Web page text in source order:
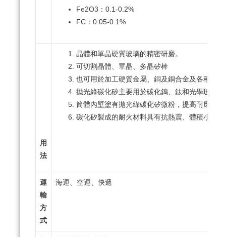
Fe2O3：0.1-0.2%
FC：0.05-0.1%
用
法
晶體和單晶硬質玻璃的精密研磨。
可切割晶體、單晶、多晶矽棒
也可用於加工硬質金屬、銅及銅合金及各種樹
拋光綠碳化矽主要用於碳化鎢、鈦和光學玻璃
筒體內壁塗有拋光綠碳化矽微粉，提高耐磨性
碳化矽製成的耐火材料具有抗熱震、體積小、
運
輸
方
式
海運、空運、快遞